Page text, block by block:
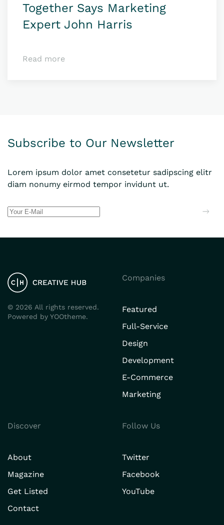
Together Says Marketing
Expert John Harris
Read more
Subscribe to Our Newsletter
Lorem ipsum dolor amet consetetur sadipscing elitr
diam nonumy eirmod tempor invidunt ut.
© 2026 All rights reserved.
Powered by YOOtheme.
Companies
Featured
Full-Service
Design
Development
E-Commerce
Marketing
Discover
About
Magazine
Get Listed
Contact
Follow Us
Twitter
Facebook
YouTube